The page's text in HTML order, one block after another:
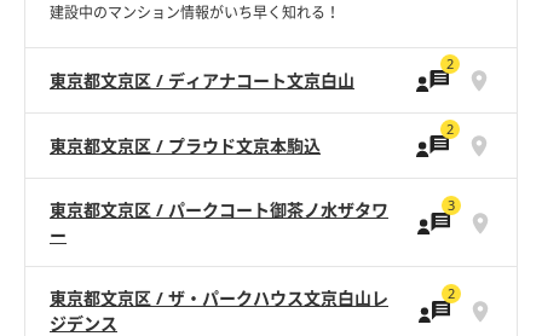
建設中のマンション情報がいち早く知れる！
東京都文京区 / ディアナコート文京白山
2
東京都文京区 / プラウド文京本駒込
2
東京都文京区 / パークコート御茶ノ水ザタワ
ー
3
東京都文京区 / ザ・パークハウス文京白山レ
ジデンス
2